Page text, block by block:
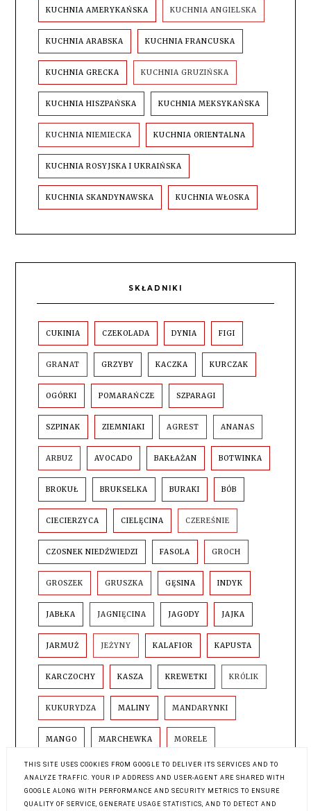
KUCHNIA AMERYKAŃSKA KUCHNIA ANGIELSKA
KUCHNIA ARABSKA KUCHNIA FRANCUSKA
KUCHNIA GRECKA KUCHNIA GRUZIŃSKA
KUCHNIA HISZPAŃSKA KUCHNIA MEKSYKAŃSKA
KUCHNIA NIEMIECKA KUCHNIA ORIENTALNA
KUCHNIA ROSYJSKA I UKRAIŃSKA
KUCHNIA SKANDYNAWSKA KUCHNIA WŁOSKA
SKŁADNIKI
CUKINIA CZEKOLADA DYNIA FIGI
GRANAT GRZYBY KACZKA KURCZAK
OGÓRKI POMARAŃCZE SZPARAGI
SZPINAK ZIEMNIAKI AGREST ANANAS
ARBUZ AVOCADO BAKŁAŻAN BOTWINKA
BROKUŁ BRUKSELKA BURAKI BÓB
CIECIERZYCA CIELĘCINA CZEREŚNIE
CZOSNEK NIEDŹWIEDZI FASOLA GROCH
GROSZEK GRUSZKA GĘSINA INDYK
JABŁKA JAGNIĘCINA JAGODY JAJKA
JARMUŻ JEŻYNY KALAFIOR KAPUSTA
KARCZOCHY KASZA KREWETKI KRÓLIK
KUKURYDZA MALINY MANDARYNKI
MANGO MARCHEWKA MORELE
PORZECZKI RABARBAR RZODKIEWKA
THIS SITE USES COOKIES FROM GOOGLE TO DELIVER ITS SERVICES AND TO
ANALYZE TRAFFIC. YOUR IP ADDRESS AND USER-AGENT ARE SHARED WITH
GOOGLE ALONG WITH PERFORMANCE AND SECURITY METRICS TO ENSURE
QUALITY OF SERVICE, GENERATE USAGE STATISTICS, AND TO DETECT AND